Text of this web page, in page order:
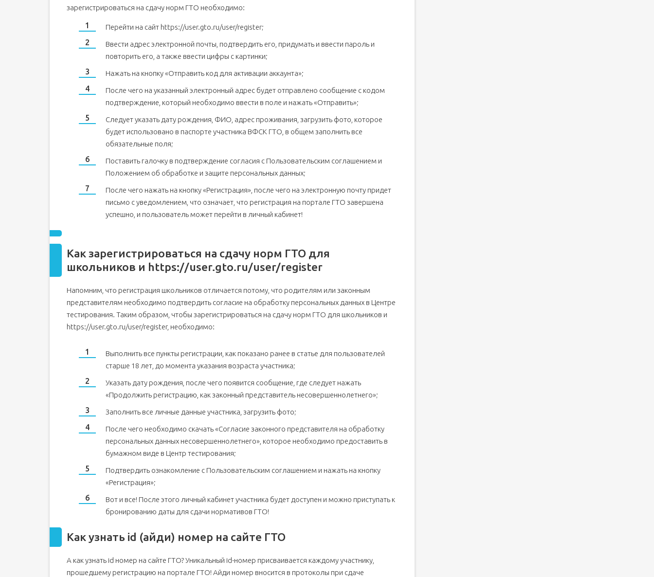
зарегистрироваться на сдачу норм ГТО необходимо:
Перейти на сайт https://user.gto.ru/user/register;
Ввести адрес электронной почты, подтвердить его, придумать и ввести пароль и
повторить его, а также ввести цифры с картинки;
Нажать на кнопку «Отправить код для активации аккаунта»;
После чего на указанный электронный адрес будет отправлено сообщение с кодом
подтверждение, который необходимо ввести в поле и нажать «Отправить»;
Следует указать дату рождения, ФИО, адрес проживания, загрузить фото, которое
будет использовано в паспорте участника ВФСК ГТО, в общем заполнить все
обязательные поля;
Поставить галочку в подтверждение согласия с Пользовательским соглашением и
Положением об обработке и защите персональных данных;
После чего нажать на кнопку «Регистрация», после чего на электронную почту придет
письмо с уведомлением, что означает, что регистрация на портале ГТО завершена
успешно, и пользователь может перейти в личный кабинет!
Как зарегистрироваться на сдачу норм ГТО для
школьников и https://user.gto.ru/user/register
Напомним, что регистрация школьников отличается потому, что родителям или законным
представителям необходимо подтвердить согласие на обработку персональных данных в Центре
тестирования. Таким образом, чтобы зарегистрироваться на сдачу норм ГТО для школьников и
https://user.gto.ru/user/register, необходимо:
Выполнить все пункты регистрации, как показано ранее в статье для пользователей
старше 18 лет, до момента указания возраста участника;
Указать дату рождения, после чего появится сообщение, где следует нажать
«Продолжить регистрацию, как законный представитель несовершеннолетнего»;
Заполнить все личные данные участника, загрузить фото;
После чего необходимо скачать «Согласие законного представителя на обработку
персональных данных несовершеннолетнего», которое необходимо предоставить в
бумажном виде в Центр тестирования;
Подтвердить ознакомление с Пользовательским соглашением и нажать на кнопку
«Регистрация»;
Вот и все! После этого личный кабинет участника будет доступен и можно приступать к
бронированию даты для сдачи нормативов ГТО!
Как узнать id (айди) номер на сайте ГТО
А как узнать id номер на сайте ГТО? Уникальный id-номер присваивается каждому участнику,
прошедшему регистрацию на портале ГТО! Айди номер вносится в протоколы при сдаче